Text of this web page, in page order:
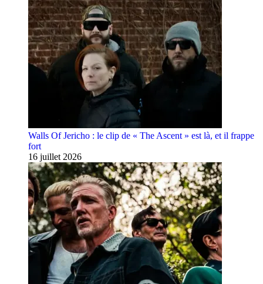
Walls Of Jericho : le clip de « The Ascent » est là, et il frappe
fort
16 juillet 2026